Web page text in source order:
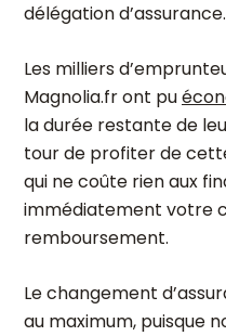
délégation d’assurance.
Les milliers
Magnolia.fr ont pu
la durée restante de
tour de profiter de
qui ne coûte rien aux
immédiatement votre
remboursement.
Le changement
au maximum, puisque